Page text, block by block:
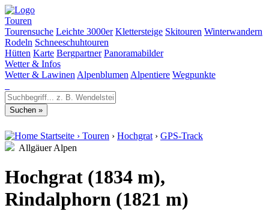
Touren
Tourensuche Leichte 3000er Klettersteige Skitouren Winterwandern
Rodeln Schneeschuhtouren
Hütten Karte Bergpartner Panoramabilder
Wetter & Infos
Wetter & Lawinen Alpenblumen Alpentiere Wegpunkte
Startseite › Touren › Hochgrat › GPS-Track
Allgäuer Alpen
Hochgrat (1834 m),
Rindalphorn (1821 m)